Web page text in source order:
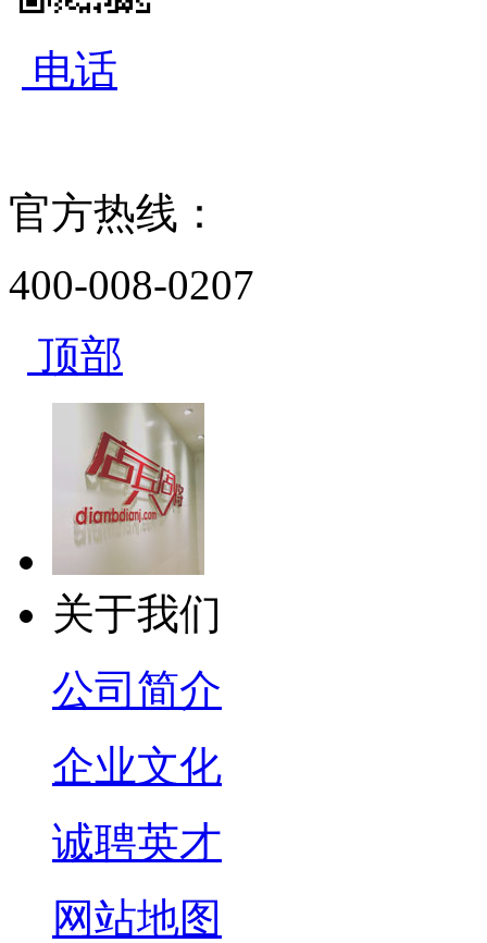
电话
官方热线：
400-008-0207
顶部
关于我们
公司简介
企业文化
诚聘英才
网站地图